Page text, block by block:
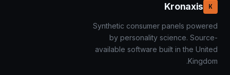
K
Kronaxis
Synthetic consumer panels powered
by personality science. Source-
available software built in the United
Kingdom.